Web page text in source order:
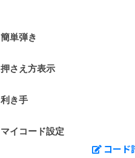
簡単弾き
押さえ方表示
利き手
マイコード設定
コード